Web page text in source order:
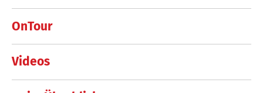
OnTour
Videos